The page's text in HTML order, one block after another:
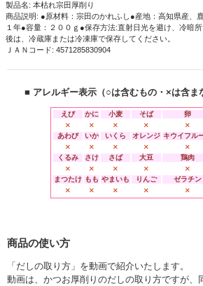
製品名: 本枯れ宗田厚削り
商品説明: ●原材料：宗田のかれふし●産地：高知県産、
１年●容量：２００ｇ●保存方法:直射日光を避け、冷暗
後は、冷蔵庫または冷凍庫で保存してください。
ＪＡＮコード: 4571285830904
■ アレルギー表示（○は含むもの・×は含ま
えび かに 小麦 そば 卵
× × × × ×
あわび いか いくら オレンジ キウイフル
× × × × ×
くるみ さけ さば 大豆 鶏肉
× × × × ×
まつたけ もも やまいも りんご ゼラチン
× × × × ×
商品の使い方
「だしの取り方」を動画で紹介いたします。
動画は、かつお厚削りのだしの取り方ですが、